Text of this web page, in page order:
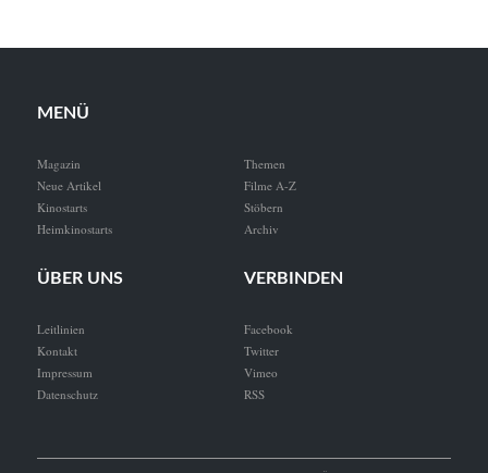
MENÜ
Magazin
Neue Artikel
Kinostarts
Heimkinostarts
Themen
Filme A-Z
Stöbern
Archiv
ÜBER UNS
Leitlinien
Kontakt
Impressum
Datenschutz
VERBINDEN
Facebook
Twitter
Vimeo
RSS